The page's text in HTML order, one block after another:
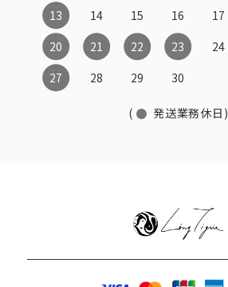
13
14 15 16 17
20
21 22 23 24
27
28 29 30
( 発送業務休日)